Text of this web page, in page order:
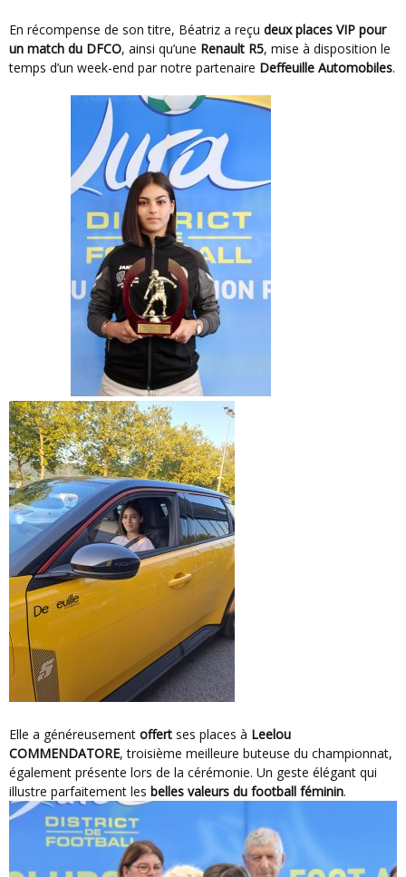
En récompense de son titre, Béatriz a reçu deux places VIP pour
un match du DFCO, ainsi qu’une Renault R5, mise à disposition le
temps d’un week-end par notre partenaire Deffeuille Automobiles.
Elle a généreusement offert ses places à Leelou
COMMENDATORE, troisième meilleure buteuse du championnat,
également présente lors de la cérémonie. Un geste élégant qui
illustre parfaitement les belles valeurs du football féminin.